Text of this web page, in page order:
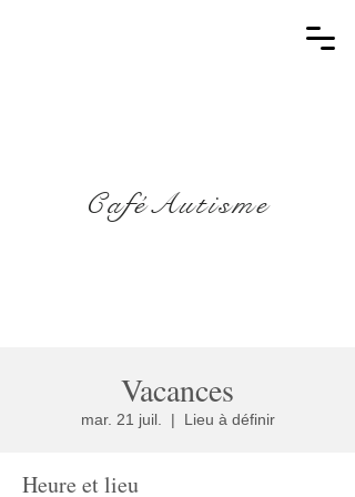
CaféAutisme
Vacances
mar. 21 juil.
  |
Lieu à définir
Heure et lieu